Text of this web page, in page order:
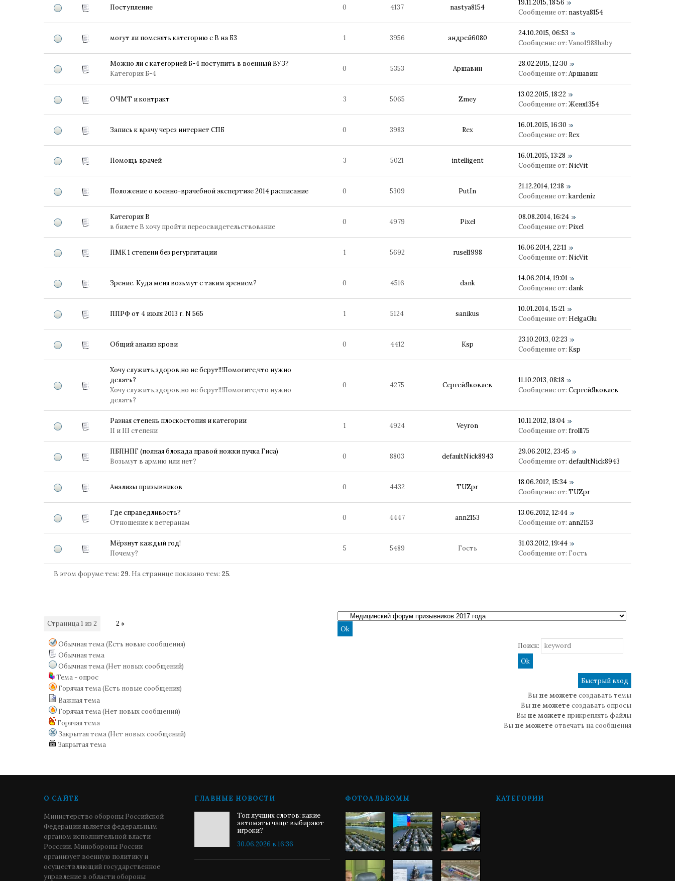
Поступление 0 4137 nastya8154
19.11.2015, 18:56
Сообщение от: nastya8154
могут ли поменять категорию с В на Б3 1 3956 андрей6080
24.10.2015, 06:53
Сообщение от: Vano1988haby
Можно ли с категорией Б-4 поступить в военный ВУЗ?
Категория Б-4
0 5353 Аршавин
28.02.2015, 12:30
Сообщение от: Аршавин
ОЧМТ и контракт 3 5065 Zmey
13.02.2015, 18:22
Сообщение от: Женя1354
Запись к врачу через интернет СПБ 0 3983 Rex
16.01.2015, 16:30
Сообщение от: Rex
Помощь врачей 3 5021 intelligent
16.01.2015, 13:28
Сообщение от: NicVit
Положение о военно-врачебной экспертизе 2014 расписание 0 5309 PutIn
21.12.2014, 12:18
Сообщение от: kardeniz
Категория В
в билете В хочу пройти переосвидетельствование
0 4979 Pixel
08.08.2014, 16:24
Сообщение от: Pixel
ПМК 1 степени без регургитации 1 5692 rusel1998
16.06.2014, 22:11
Сообщение от: NicVit
Зрение. Куда меня возьмут с таким зрением? 0 4516 dank
14.06.2014, 19:01
Сообщение от: dank
ППРФ от 4 июля 2013 г. N 565 1 5124 sanikus
10.01.2014, 15:21
Сообщение от: HelgaGlu
Общий анализ крови 0 4412 Ksp
23.10.2013, 02:23
Сообщение от: Ksp
Хочу служить,здоров,но не берут!!!Помогите,что нужно
делать?
Хочу служить,здоров,но не берут!!!Помогите,что нужно
делать?
0 4275 СергейЯковлев
11.10.2013, 08:18
Сообщение от: СергейЯковлев
Разная степень плоскостопия и категории
II и III степени
1 4924 Veyron
10.11.2012, 18:04
Сообщение от: frolll75
ПБПНПГ (полная блокада правой ножки пучка Гиса)
Возьмут в армию или нет?
0 8803 defaultNick8943
29.06.2012, 23:45
Сообщение от: defaultNick8943
Анализы призывников 0 4432 TUZpr
18.06.2012, 15:34
Сообщение от: TUZpr
Где справедливость?
Отношение к ветеранам
0 4447 ann2153
13.06.2012, 12:44
Сообщение от: ann2153
Мёрзнут каждый год!
Почему?
5 5489 Гость
31.03.2012, 19:44
Сообщение от: Гость
В этом форуме тем: 29. На странице показано тем: 25.
Страница1 из 2 2 »
Обычная тема (Есть новые сообщения)
Обычная тема
Обычная тема (Нет новых сообщений)
Тема - опрос
Горячая тема (Есть новые сообщения)
Важная тема
Горячая тема (Нет новых сообщений)
Горячая тема
Закрытая тема (Нет новых сообщений)
Закрытая тема
Поиск:
Вы не можете создавать темы
Вы не можете создавать опросы
Вы не можете прикреплять файлы
Вы не можете отвечать на сообщения
О САЙТЕ
Министерство обороны Российской
Федерации является федеральным
органом исполнительной власти
Росссии. Минобороны России
организует военную политику и
осуществляющий государственное
управление в области обороны
ГЛАВНЫЕ НОВОСТИ
Топ лучших слотов: какие
автоматы чаще выбирают
игроки?
30.06.2026 в 16:36
ФОТОАЛЬБОМЫ КАТЕГОРИИ